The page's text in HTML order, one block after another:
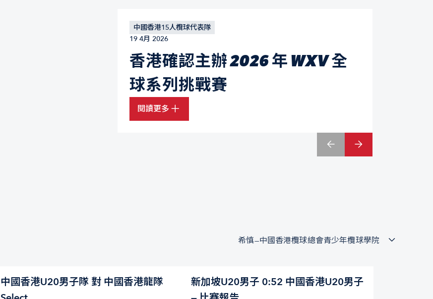
中國香港15人欖球代表隊
19 4月 2026
香港確認主辦 2026 年 WXV 全
球系列挑戰賽
閱讀更多
希慎—中國香港欖球總會青少年欖球學院
中國香港U20男子隊 對 中國香港龍隊
新加坡U20男子 0:52 中國香港U20男子